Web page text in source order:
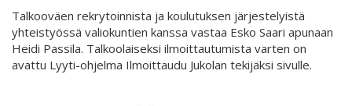
Talkooväen rekrytoinnista ja koulutuksen järjestelyistä
yhteistyössä valiokuntien kanssa vastaa Esko Saari apunaan
Heidi Passila. Talkoolaiseksi ilmoittautumista varten on
avattu Lyyti-ohjelma Ilmoittaudu Jukolan tekijäksi sivulle.